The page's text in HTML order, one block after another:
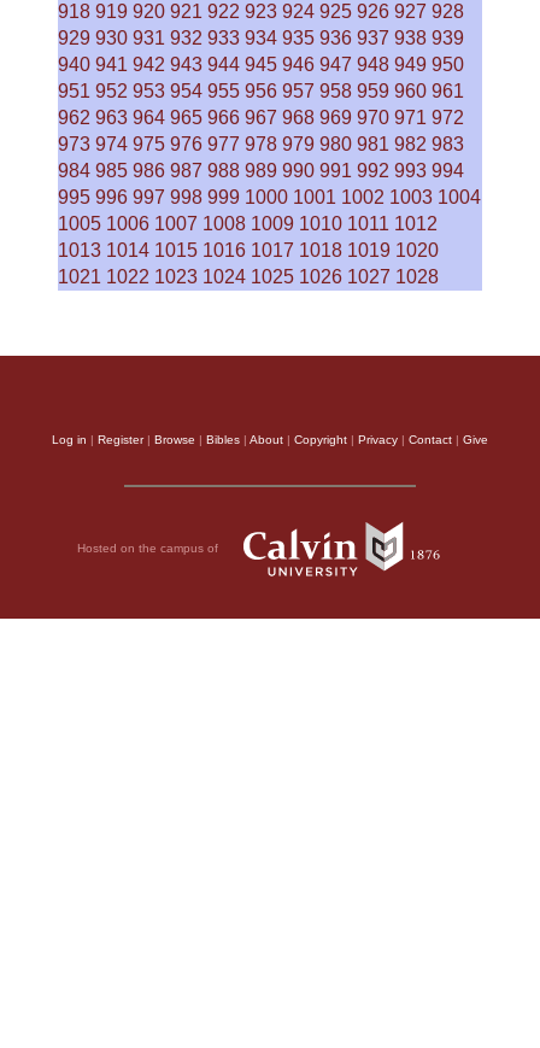
918 919 920 921 922 923 924 925 926 927 928
929 930 931 932 933 934 935 936 937 938 939
940 941 942 943 944 945 946 947 948 949 950
951 952 953 954 955 956 957 958 959 960 961
962 963 964 965 966 967 968 969 970 971 972
973 974 975 976 977 978 979 980 981 982 983
984 985 986 987 988 989 990 991 992 993 994
995 996 997 998 999 1000 1001 1002 1003 1004
1005 1006 1007 1008 1009 1010 1011 1012
1013 1014 1015 1016 1017 1018 1019 1020
1021 1022 1023 1024 1025 1026 1027 1028
Log in | Register| Browse | Bibles | About | Copyright | Privacy | Contact | Give
Hosted on the campus of